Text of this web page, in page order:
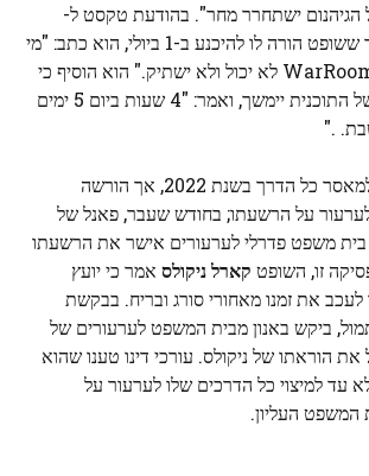
הגיהנום ישתחרר מחר". בהודעת טקסט ל-
NBC News לאחר ששופט הורה לו להיכנע ב-1 ביולי, הוא כתב: "מי
אומר שאני מדווח! WarRoom לא יכול ולא ישתיק." הוא הוסיף כי
לוח הזמנים הקבוע של התוכנית יימשך, ואמר: "4 שעות ביום 5 ימים
."
באנון נידון למעשה למאסר כל הדרך בשנת 2022, אך הורשה
על הרשעתו; בחודש שעבר, פאנל של
משפט פדרלי לערעורים אישר את הרשעתו
זו, השופט קארל ניקולס אמר כי יועץ
את זמנו מאחורי סורג ובריח. בבקשת
ביקש באנון מבית המשפט לערעורים של
את הוראתו של ניקולס. עורכי דינו טענו שהוא
עד למיצוי כל הדרכים שלו לערעור על
המשפט העליון.